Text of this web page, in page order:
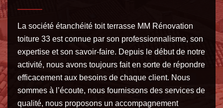
La société étanchéité toit terrasse MM Rénovation
toiture 33 est connue par son professionnalisme, son
expertise et son savoir-faire. Depuis le début de notre
activité, nous avons toujours fait en sorte de répondre
efficacement aux besoins de chaque client. Nous
sommes à l’écoute, nous fournissons des services de
qualité, nous proposons un accompagnement